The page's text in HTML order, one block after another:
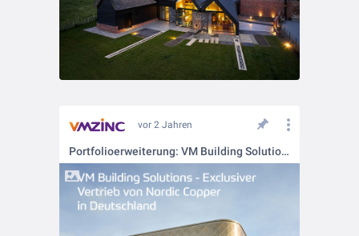
vor 2 Jahren
Portfolioerweiterung: VM Building Solutions bietet jetzt Zink und Kupfer aus einer Hand